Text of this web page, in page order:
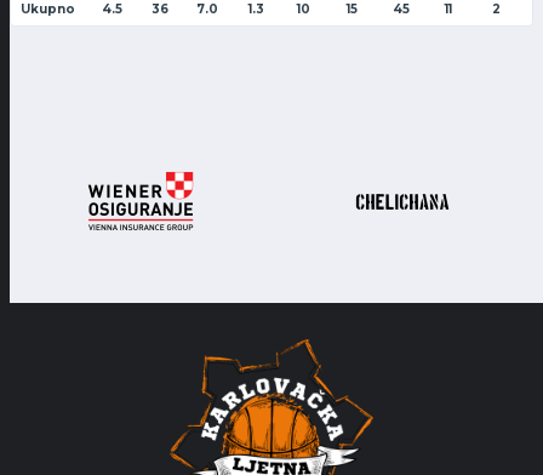
Ukupno 4.5 36 7.0 1.3 10 15 45 11 2